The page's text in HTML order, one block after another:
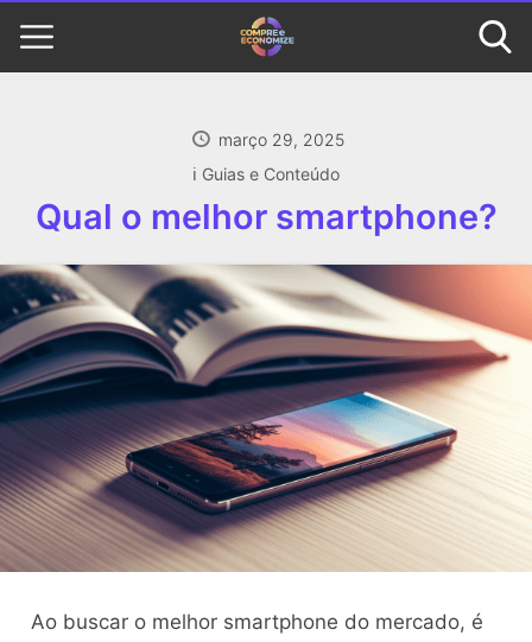
março 29, 2025
ℹ️ Guias e Conteúdo
Qual o melhor smartphone?
Ao buscar o melhor smartphone do mercado, é